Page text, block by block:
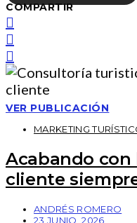
COMPARTIR
VER PUBLICACIÓN
MARKETING
Acabando con
cliente
ANDRÉS ROMERO
23 JUNIO, 2026